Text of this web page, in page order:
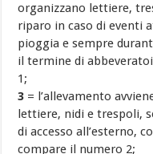
organizzano lettiere,
riparo in caso di eventi
pioggia e sempre
il termine di
1;
3 = l’allevamento
lettiere, nidi e trespoli,
di accesso all’esterno,
compare il numero 2;